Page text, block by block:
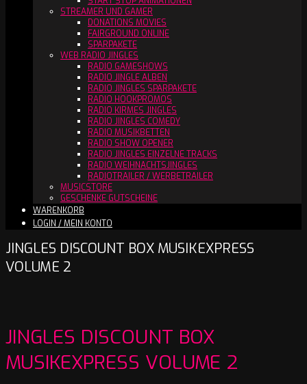
STREAMER UND GAMER
DONATIONS MOVIES
FAIRGROUND ONLINE
SPARPAKETE
WEB RADIO JINGLES
RADIO GAMESHOWS
RADIO JINGLE ALBEN
RADIO JINGLES SPARPAKETE
RADIO HOOKPROMOS
RADIO KIRMES JINGLES
RADIO JINGLES COMEDY
RADIO MUSIKBETTEN
RADIO SHOW OPENER
RADIO JINGLES EINZELNE TRACKS
RADIO WEIHNACHTSJINGLES
RADIOTRAILER / WERBETRAILER
MUSICSTORE
GESCHENKE GUTSCHEINE
WARENKORB
LOGIN / MEIN KONTO
JINGLES DISCOUNT BOX MUSIKEXPRESS
VOLUME 2
JINGLES DISCOUNT BOX
MUSIKEXPRESS VOLUME 2